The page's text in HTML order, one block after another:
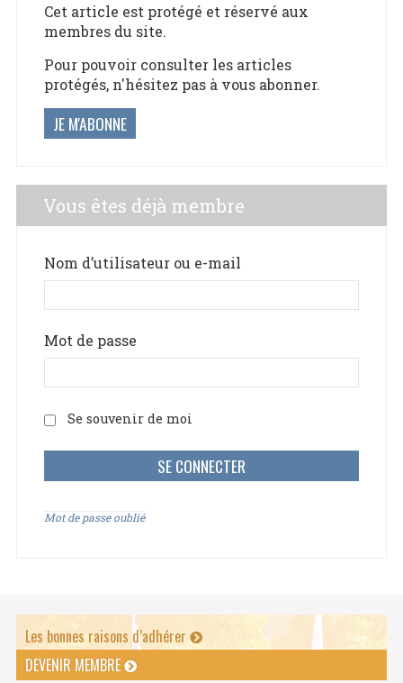
Cet article est protégé et réservé aux
membres du site.
Pour pouvoir consulter les articles
protégés, n'hésitez pas à vous abonner.
JE M'ABONNE
Vous êtes déjà membre
Nom d’utilisateur ou e-mail
Mot de passe
Se souvenir de moi
Mot de passe oublié
Les bonnes raisons d’adhérer
DEVENIR MEMBRE